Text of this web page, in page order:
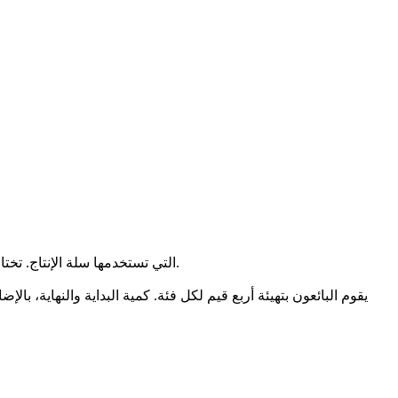
التي تستخدمها سلة الإنتاج. تختار النافذة المنبثقة في صفحات المنتجات الحقيقية صفين أو 3 صفوف من الفئات بناءً على نفس القاعدة.